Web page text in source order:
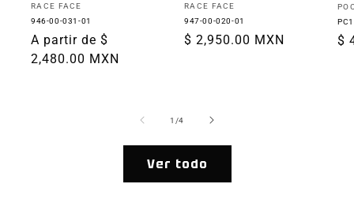
Proveedor:
RACE FACE
946-00-031-01
Precio
habitual
A partir de $
2,480.00 MXN
Proveedor:
RACE FACE
947-00-020-01
Precio
$ 2,950.00 MXN $
1 /de
4
Ver todo